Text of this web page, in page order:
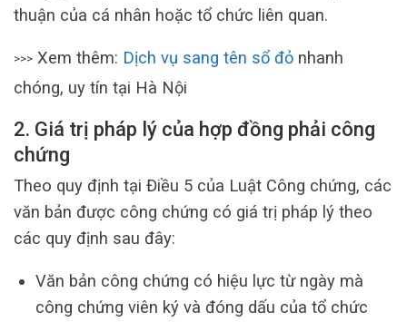
thuận của cá nhân hoặc tổ chức liên quan.
>>> Xem thêm: Dịch vụ sang tên sổ đỏ nhanh
chóng, uy tín tại Hà Nội
2. Giá trị pháp lý của hợp đồng phải công
chứng
Theo quy định tại Điều 5 của Luật Công chứng, các
văn bản được công chứng có giá trị pháp lý theo
các quy định sau đây:
Văn bản công chứng có hiệu lực từ ngày mà
công chứng viên ký và đóng dấu của tổ chức